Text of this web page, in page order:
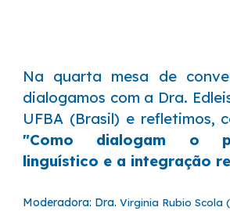
Na quarta mesa de
dialogamos com a Dra.
UFBA (Brasil) e refletimos,
"Como dialogam o
linguístico e a integração
Moderadora: Dra.Virginia Rubio Scola